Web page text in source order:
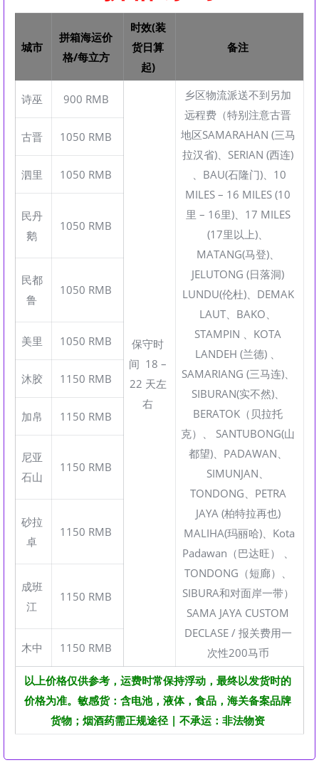
城市
拼箱海运价
格/每立方
时效(装
货日算
起)
备注
诗巫 900 RMB
保守时
间 18 –
22 天左
右
乡区物流派送不到另加
远程费（特别注意古晋
地区SAMARAHAN (三马
拉汉省)、SERIAN (西连)
、BAU(石隆门)、10
MILES – 16 MILES (10
里 – 16里)、17 MILES
(17里以上)、
MATANG(马登)、
JELUTONG (日落洞)
LUNDU(伦杜)、DEMAK
LAUT、BAKO、
STAMPIN 、KOTA
LANDEH (兰德) 、
SAMARIANG (三马连)、
SIBURAN(实不然)、
BERATOK（贝拉托
克）、 SANTUBONG(山
都望)、PADAWAN、
SIMUNJAN、
TONDONG、PETRA
JAYA (柏特拉再也)
MALIHA(玛丽哈)、Kota
Padawan（巴达旺） 、
TONDONG（短廊）、
SIBURA和对面岸一带）
SAMA JAYA CUSTOM
DECLASE / 报关费用一
次性200马币
古晋 1050 RMB
泗里 1050 RMB
民丹
鹅
1050 RMB
民都
鲁
1050 RMB
美里 1050 RMB
沐胶 1150 RMB
加帛 1150 RMB
尼亚
石山
1150 RMB
砂拉
卓
1150 RMB
成班
江
1150 RMB
木中 1150 RMB
以上价格仅供参考，运费时常保持浮动，最终以发货时的
价格为准。敏感货：含电池，液体，食品，海关备案品牌
货物；烟酒药需正规途径 | 不承运：非法物资